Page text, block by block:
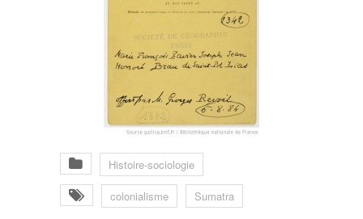
Histoire-sociologie
colonialisme Sumatra